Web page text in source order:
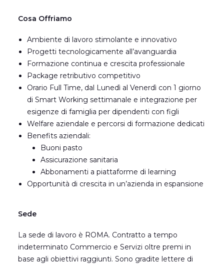
Cosa Offriamo
Ambiente di lavoro stimolante e innovativo
Progetti tecnologicamente all’avanguardia
Formazione continua e crescita professionale
Package retributivo competitivo
Orario Full Time, dal Lunedì al Venerdì con 1 giorno
di Smart Working settimanale e integrazione per
esigenze di famiglia per dipendenti con figli
Welfare aziendale e percorsi di formazione dedicati
Benefits aziendali:
Buoni pasto
Assicurazione sanitaria
Abbonamenti a piattaforme di learning
Opportunità di crescita in un’azienda in espansione
Sede
La sede di lavoro è ROMA. Contratto a tempo
indeterminato Commercio e Servizi oltre premi in
base agli obiettivi raggiunti. Sono gradite lettere di